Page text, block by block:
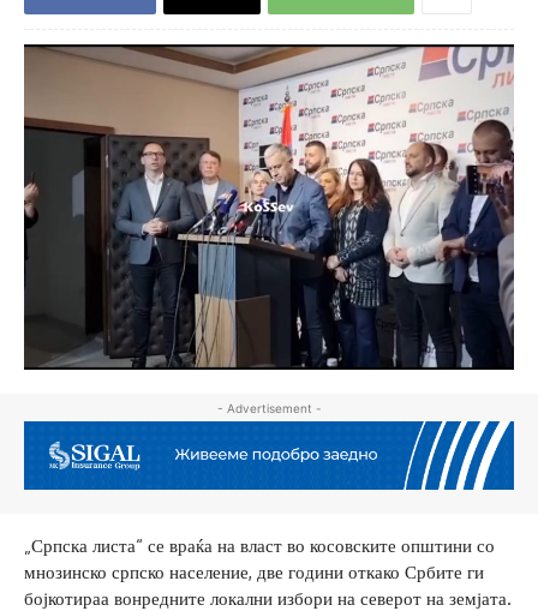
- Advertisement -
„Српска листа“ се враќа на власт во косовските општини со
мнозинско српско население, две години откако Србите ги
бојкотираа вонредните локални избори на северот на земјата.